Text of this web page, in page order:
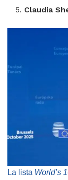
Claudia
La lista World’s